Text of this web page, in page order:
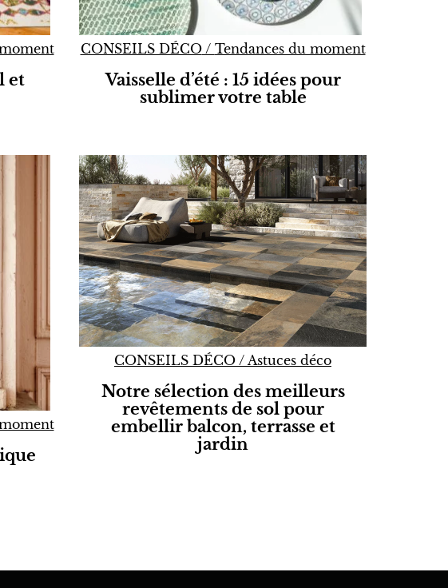
et
CONSEILS DÉCO/ Tendances du moment
Vaisselle d’été : 15 idées pour
sublimer votre table
CONSEILS DÉCO / Astuces déco
Notre sélection des meilleurs
revêtements de sol pour
embellir balcon, terrasse et
jardin